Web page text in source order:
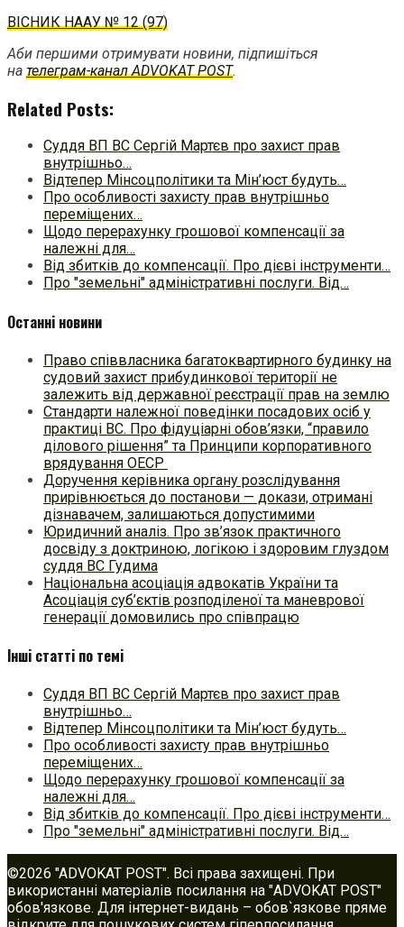
ВІСНИК НААУ № 12 (97)
Аби першими отримувати новини, підпишіться
на телеграм-канал ADVOKAT POST.
Related Posts:
Суддя ВП ВС Сергій Мартєв про захист прав
внутрішньо…
Відтепер Мінсоцполітики та Мін’юст будуть…
Про особливості захисту прав внутрішньо
переміщених…
Щодо перерахунку грошової компенсації за
належні для…
Від збитків до компенсації. Про дієві інструменти…
Про "земельні" адміністративні послуги. Від…
Останні новини
Право співвласника багатоквартирного будинку на
судовий захист прибудинкової території не
залежить від державної реєстрації прав на землю
Стандарти належної поведінки посадових осіб у
практиці ВC. Про фідуціарні обов’язки, “правило
ділового рішення” та Принципи корпоративного
врядування ОЕСР
Доручення керівника органу розслідування
прирівнюється до постанови — докази, отримані
дізнавачем, залишаються допустимими
Юридичний аналіз. Про зв’язок практичного
досвіду з доктриною, логікою і здоровим глуздом
суддя ВС Гудима
Національна асоціація адвокатів України та
Асоціація суб’єктів розподіленої та маневрової
генерації домовились про співпрацю
Інші статті по темі
Суддя ВП ВС Сергій Мартєв про захист прав
внутрішньо…
Відтепер Мінсоцполітики та Мін’юст будуть…
Про особливості захисту прав внутрішньо
переміщених…
Щодо перерахунку грошової компенсації за
належні для…
Від збитків до компенсації. Про дієві інструменти…
Про "земельні" адміністративні послуги. Від…
©2026 "ADVOKAT POST". Всі права захищені. При
використанні матеріалів посилання на "ADVOKAT POST"
обов'язкове. Для інтернет-видань – обов`язкове пряме